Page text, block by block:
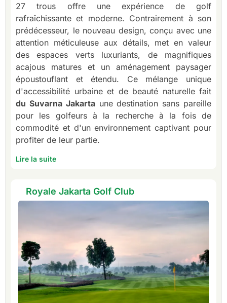
27 trous offre une expérience de golf
rafraîchissante et moderne. Contrairement à son
prédécesseur, le nouveau design, conçu avec une
attention méticuleuse aux détails, met en valeur
des espaces verts luxuriants, de magnifiques
acajous matures et un aménagement paysager
époustouflant et étendu. Ce mélange unique
d'accessibilité urbaine et de beauté naturelle fait
du Suvarna Jakartaune destination sans pareille
pour les golfeurs à la recherche à la fois de
commodité et d'un environnement captivant pour
profiter de leur partie.
Lire la suite
Royale Jakarta Golf Club